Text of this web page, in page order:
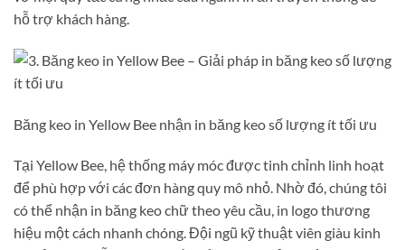
hỗ trợ khách hàng.
Băng keo in Yellow Bee nhận in băng keo số lượng ít tối ưu
Tại Yellow Bee, hệ thống máy móc được tinh chỉnh linh hoạt
để phù hợp với các đơn hàng quy mô nhỏ. Nhờ đó, chúng tôi
có thể nhận in băng keo chữ theo yêu cầu, in logo thương
hiệu một cách nhanh chóng. Đội ngũ kỹ thuật viên giàu kinh